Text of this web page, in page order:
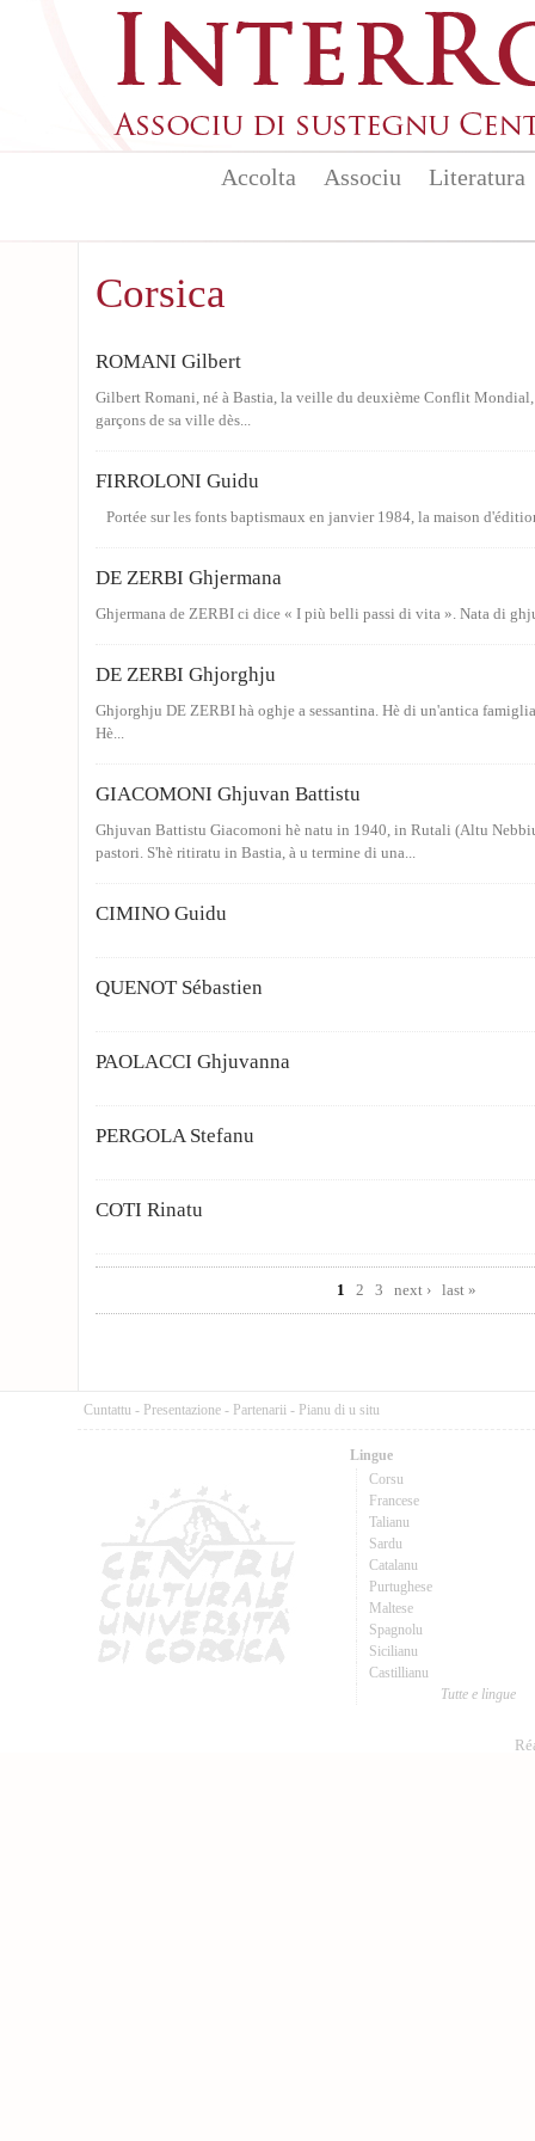
Accolta Associu Literatura
Corsica
ROMANI Gilbert
Gilbert Romani, né à Bastia, la veille du deuxième Conflit Mondial,
garçons de sa ville dès...
FIRROLONI Guidu
Portée sur les fonts baptismaux en janvier 1984, la maison
DE ZERBI Ghjermana
Ghjermana de ZERBI ci dice « I più belli passi di vita ». Nata di
DE ZERBI Ghjorghju
Ghjorghju DE ZERBI hà oghje a sessantina. Hè di un'antica
Hè...
GIACOMONI Ghjuvan Battistu
Ghjuvan Battistu Giacomoni hè natu in 1940, in Rutali (Altu
pastori. S'hè ritiratu in Bastia, à u termine di una...
CIMINO Guidu
QUENOT Sébastien
PAOLACCI Ghjuvanna
PERGOLA Stefanu
COTI Rinatu
1
2 3 next › last »
Cuntattu - Presentazione - Partenarii - Pianu di u situ
Lingue
Corsu
Francese
Talianu
Sardu
Catalanu
Purtughese
Maltese
Spagnolu
Sicilianu
Castillianu
Tutte e lingue